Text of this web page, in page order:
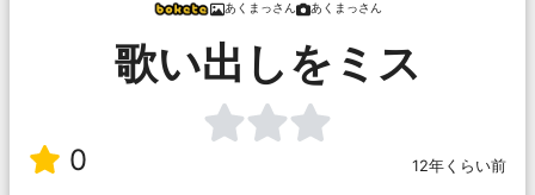
あくまっさん あくまっさん
歌い出しをミス
0 12年くらい前